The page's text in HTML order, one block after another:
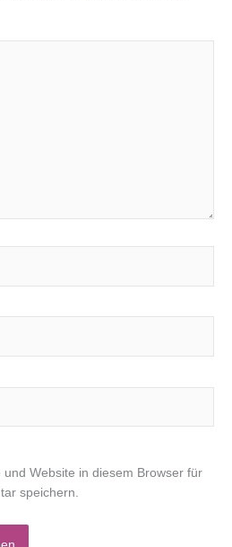
und Website in diesem Browser für
speichern.